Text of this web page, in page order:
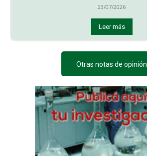
23/07/2026
Leer más
Otras notas de opinión